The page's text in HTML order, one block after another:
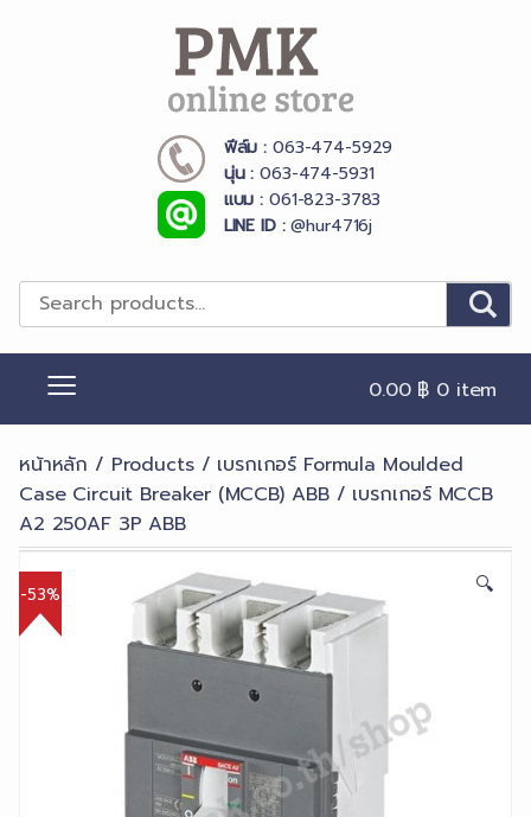
PMK Online Store
ฟีล์ม : 063-474-5929
นุ่น : 063-474-5931
แบม : 061-823-3783
LINE ID :@hur4716j
0.00 ฿ 0 item
หน้าหลัก / Products/ เบรกเกอร์ Formula Moulded
Case Circuit Breaker (MCCB) ABB/ เบรกเกอร์ MCCB
A2 250AF 3P ABB
-53% 🔍